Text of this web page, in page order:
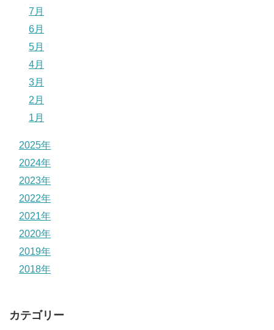
7月
6月
5月
4月
3月
2月
1月
2025年
2024年
2023年
2022年
2021年
2020年
2019年
2018年
カテゴリー